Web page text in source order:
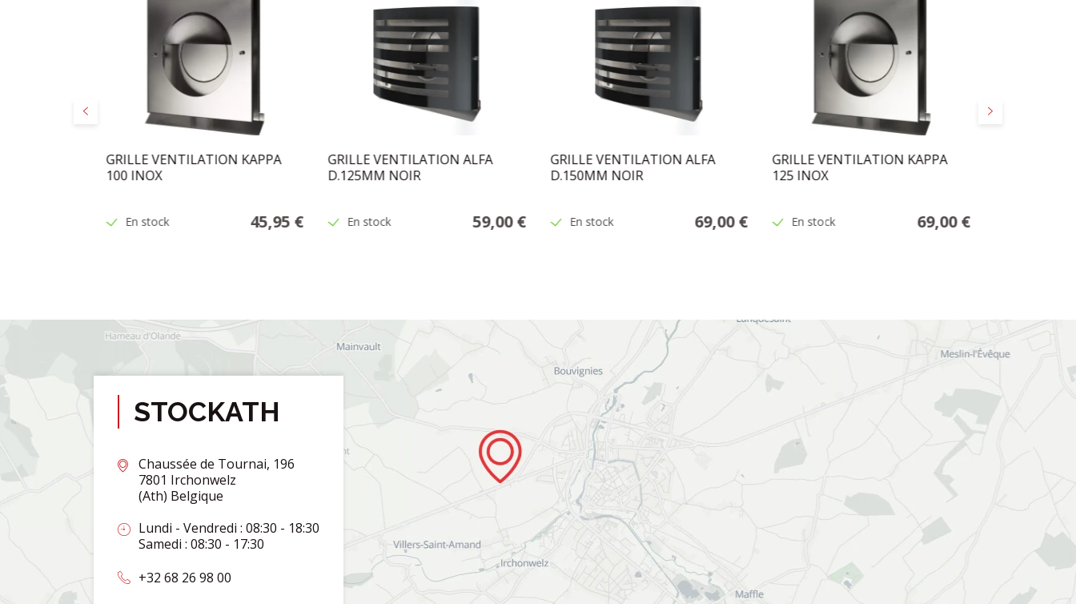
Précédent Suivant
GRILLE VENTILATION KAPPA
100 INOX
En stock 45,95 €
GRILLE VENTILATION ALFA
D.125MM NOIR
En stock 59,00 €
GRILLE VENTILATION ALFA
D.150MM NOIR
En stock 69,00 €
GRILLE VENTILATION KAPPA
125 INOX
En stock 69,00 €
STOCKATH
Chaussée de Tournai, 196
7801 Irchonwelz
(Ath) Belgique
Lundi - Vendredi : 08:30 - 18:30
Samedi : 08:30 - 17:30
+32 68 26 98 00